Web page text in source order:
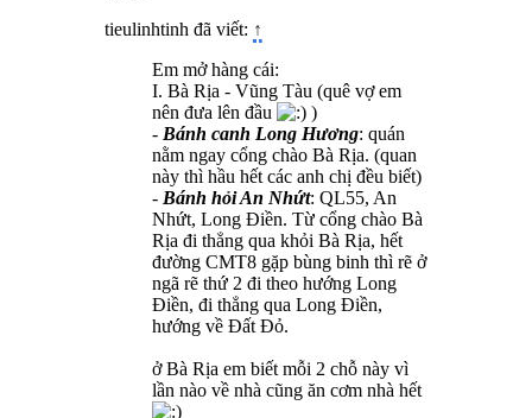
tieulinhtinh đã viết: ↑
Em mở hàng cái:
I. Bà Rịa - Vũng Tàu (quê vợ em
nên đưa lên đầu
)
- Bánh canh Long Hương: quán
nằm ngay cổng chào Bà Rịa. (quan
này thì hầu hết các anh chị đều biết)
- Bánh hỏi An Nhứt: QL55, An
Nhứt, Long Điền. Từ cổng chào Bà
Rịa đi thẳng qua khỏi Bà Rịa, hết
đường CMT8 gặp bùng binh thì rẽ ở
ngã rẽ thứ 2 đi theo hướng Long
Điền, đi thẳng qua Long Điền,
hướng về Đất Đỏ.
ở Bà Rịa em biết mỗi 2 chỗ này vì
lần nào về nhà cũng ăn cơm nhà hết